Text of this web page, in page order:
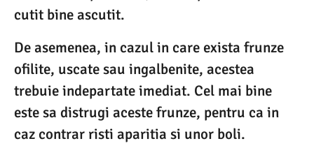
cutit bine ascutit.
De asemenea, in cazul in care exista frunze
ofilite, uscate sau ingalbenite, acestea
trebuie indepartate imediat. Cel mai bine
este sa distrugi aceste frunze, pentru ca in
caz contrar risti aparitia si unor boli.